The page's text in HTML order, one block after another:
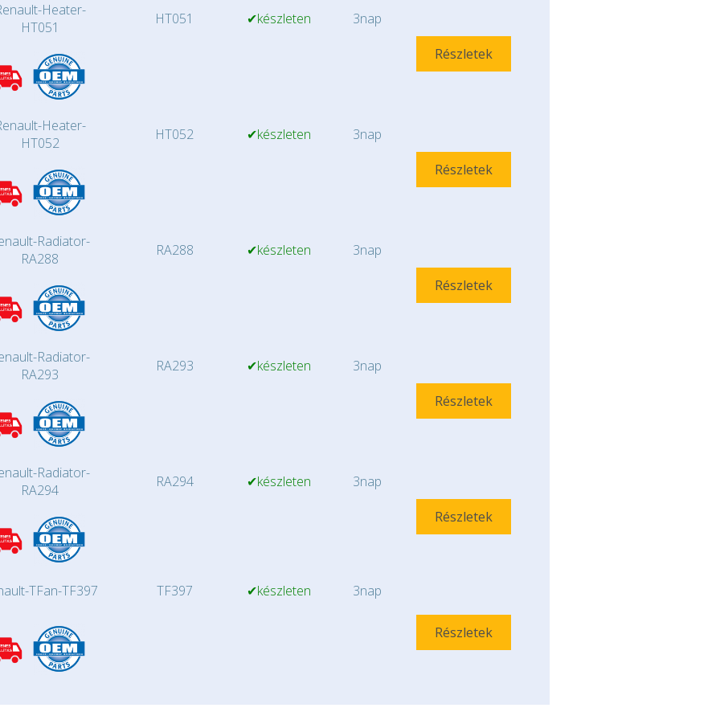
Heater-
HT051
HT051 ✔készleten
3nap
Részletek
Heater-
HT052
HT052 ✔készleten
3nap
Részletek
Radiator-
RA288
RA288 ✔készleten
3nap
Részletek
Radiator-
RA293
RA293 ✔készleten
3nap
Részletek
Radiator-
RA294
RA294 ✔készleten
3nap
Részletek
TFan-TF397 TF397 ✔készleten 3nap
Részletek